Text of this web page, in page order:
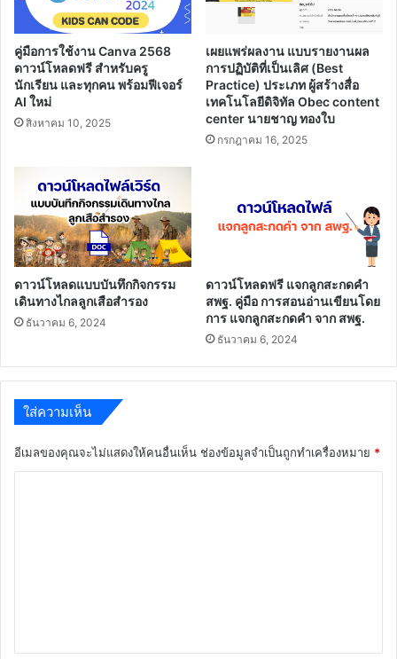
ศึกษา
พื้น
ฐาน
คู่มือการใช้งาน Canva 2568
ดาวน์โหลดฟรี สำหรับครู
นักเรียน และทุกคน พร้อมฟีเจอร์
AI ใหม่
สิงหาคม 10, 2025
เผยแพร่ผลงาน แบบรายงานผล
การปฏิบัติที่เป็นเลิศ (Best
Practice) ประเภท ผู้สร้างสื่อ
เทคโนโลยีดิจิทัล Obec content
center นายชาญ ทองใบ
กรกฎาคม 16, 2025
ดาวน์โหลดแบบบันทึกกิจกรรม
เดินทางไกลลูกเสือสำรอง
ธันวาคม 6, 2024
ดาวน์โหลดฟรี แจกลูกสะกดคำ
สพฐ. คู่มือ การสอนอ่านเขียนโดย
การ แจกลูกสะกดคำ จาก สพฐ.
ธันวาคม 6, 2024
ใส่ความเห็น
อีเมลของคุณจะไม่แสดงให้คนอื่นเห็น ช่องข้อมูลจำเป็นถูกทำเครื่องหมาย *